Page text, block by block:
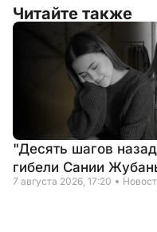
Читайте также
"Десять шагов
гибели Сании
7 августа 2026, 17:20